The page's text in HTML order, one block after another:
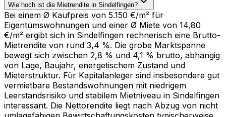
Wie hoch ist die Mietrendite in Sindelfingen?
Bei einem Ø Kaufpreis von 5.150 €/m² für
Eigentumswohnungen und einer Ø Miete von 14,80
€/m² ergibt sich in Sindelfingen rechnerisch eine Brutto-
Mietrendite von rund 3,4 %. Die grobe Marktspanne
bewegt sich zwischen 2,8 % und 4,1 % brutto, abhängig
von Lage, Baujahr, energetischem Zustand und
Mieterstruktur. Für Kapitalanleger sind insbesondere gut
vermietbare Bestandswohnungen mit niedrigem
Leerstandsrisiko und stabilem Mietniveau in Sindelfingen
interessant. Die Nettorendite liegt nach Abzug von nicht